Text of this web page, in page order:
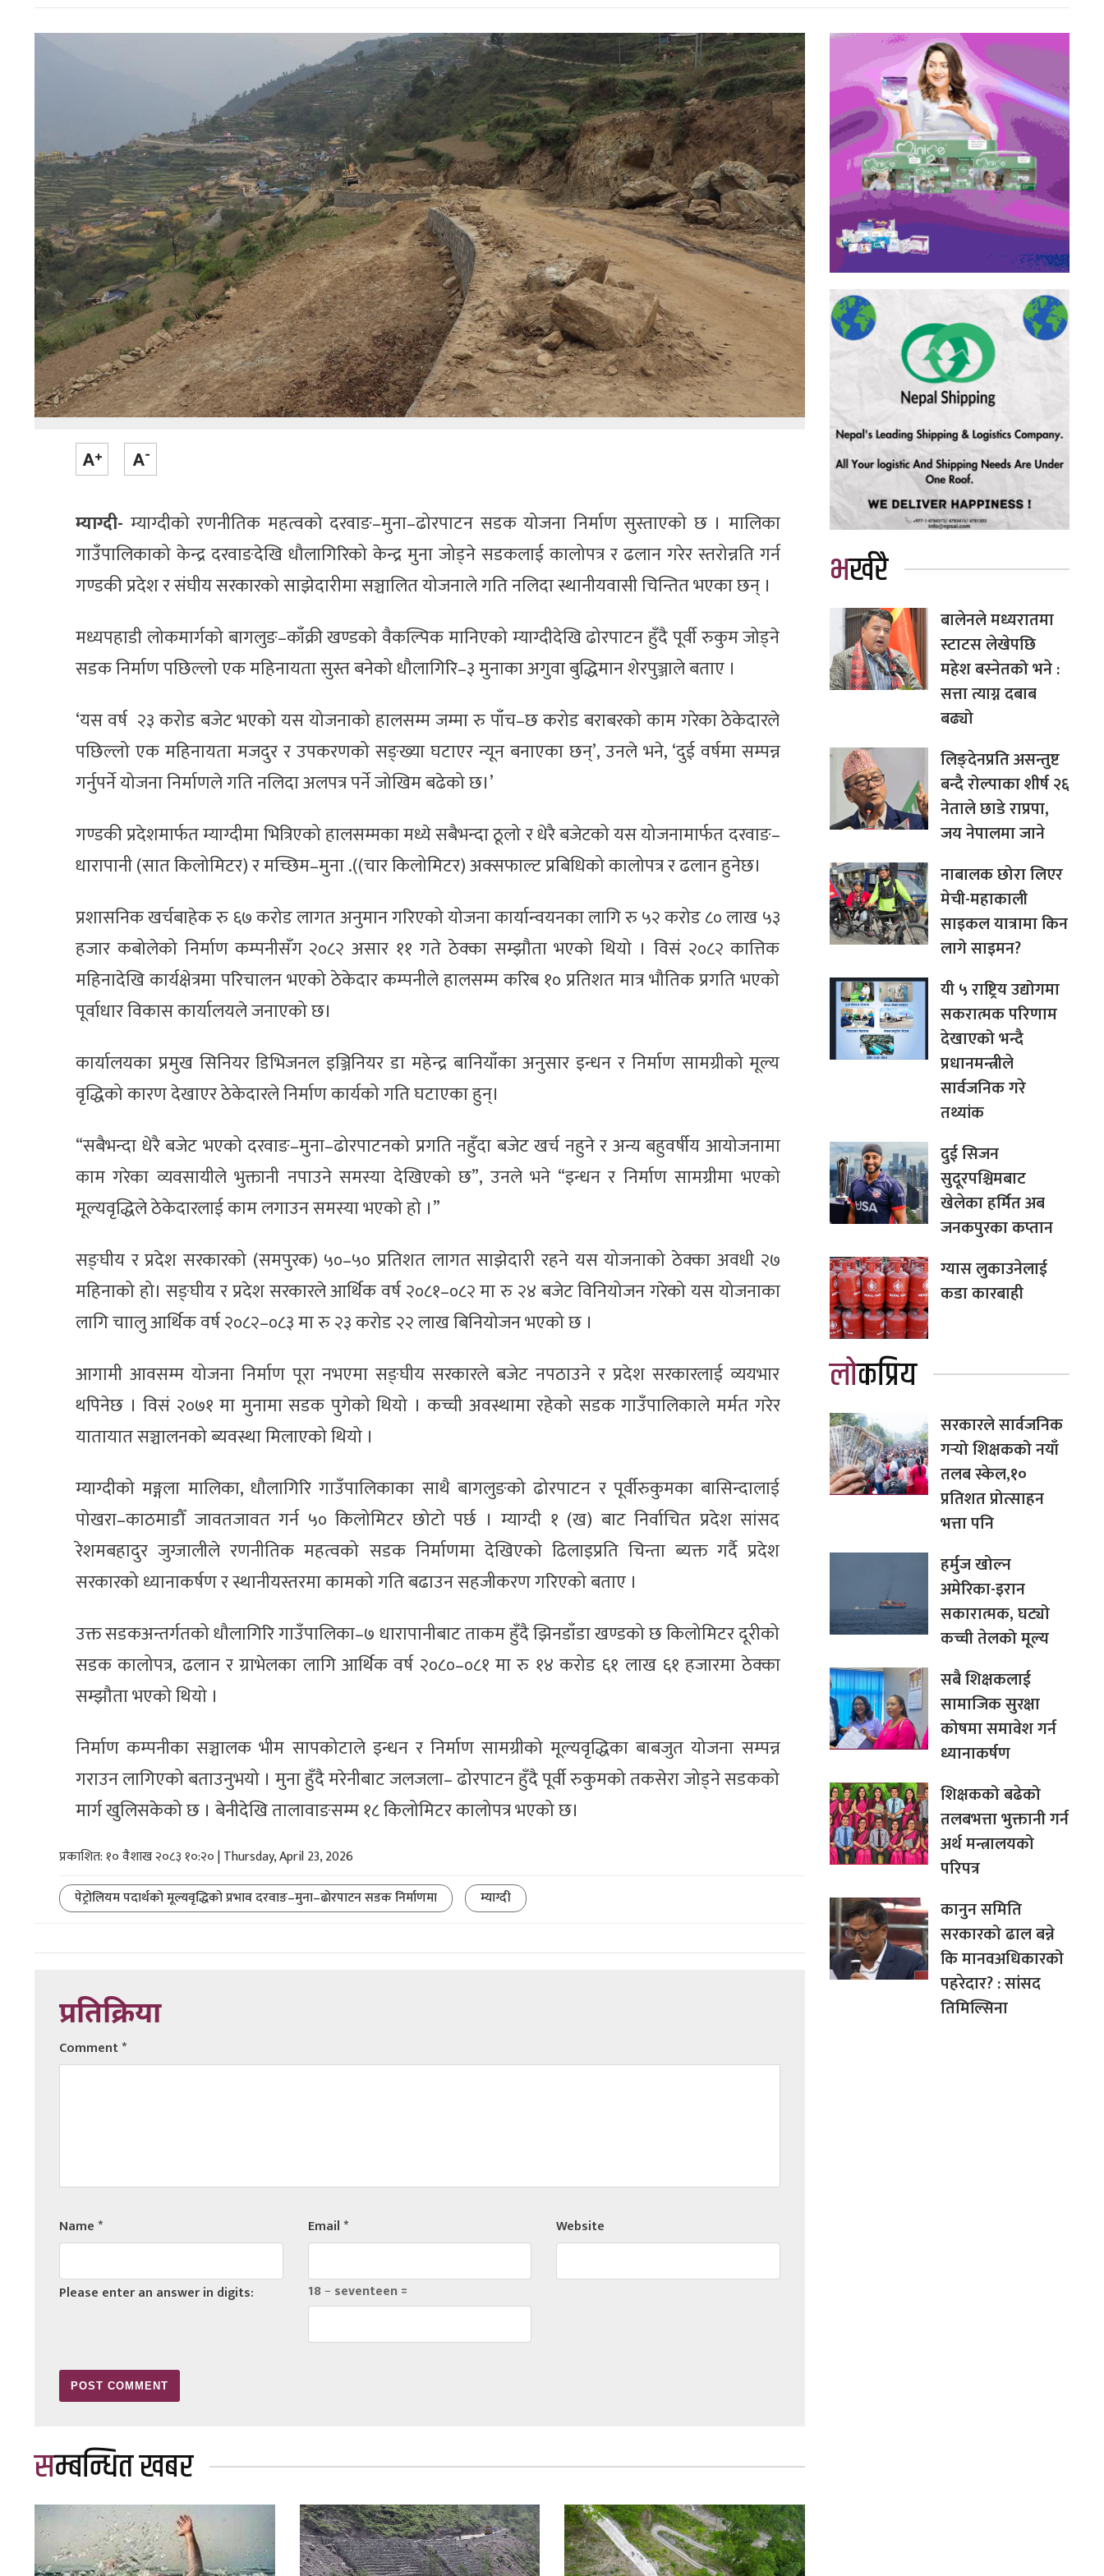
म्याग्दी- म्याग्दीको रणनीतिक महत्वको दरवाङ–मुना–ढोरपाटन सडक योजना निर्माण सुस्ताएको छ । मालिका
गाउँपालिकाको केन्द्र दरवाङदेखि धौलागिरिको केन्द्र मुना जोड्ने सडकलाई कालोपत्र र ढलान गरेर स्तरोन्नति गर्न
गण्डकी प्रदेश र संघीय सरकारको साझेदारीमा सञ्चालित योजनाले गति नलिदा स्थानीयवासी चिन्तित भएका छन् ।
मध्यपहाडी लोकमार्गको बागलुङ–काँक्री खण्डको वैकल्पिक मानिएको म्याग्दीदेखि ढोरपाटन हुँदै पूर्वी रुकुम जोड्ने
सडक निर्माण पछिल्लो एक महिनायता सुस्त बनेको धौलागिरि–३ मुनाका अगुवा बुद्धिमान शेरपुञ्जाले बताए ।
‘यस वर्ष २३ करोड बजेट भएको यस योजनाको हालसम्म जम्मा रु पाँच–छ करोड बराबरको काम गरेका ठेकेदारले
पछिल्लो एक महिनायता मजदुर र उपकरणको सङ्ख्या घटाएर न्यून बनाएका छन्’, उनले भने, ‘दुई वर्षमा सम्पन्न
गर्नुपर्ने योजना निर्माणले गति नलिदा अलपत्र पर्ने जोखिम बढेको छ।’
गण्डकी प्रदेशमार्फत म्याग्दीमा भित्रिएको हालसम्मका मध्ये सबैभन्दा ठूलो र धेरै बजेटको यस योजनामार्फत दरवाङ–
धारापानी (सात किलोमिटर) र मच्छिम–मुना .((चार किलोमिटर) अक्सफाल्ट प्रबिधिको कालोपत्र र ढलान हुनेछ।
प्रशासनिक खर्चबाहेक रु ६७ करोड लागत अनुमान गरिएको योजना कार्यान्वयनका लागि रु ५२ करोड ८० लाख ५३
हजार कबोलेको निर्माण कम्पनीसँग २०८२ असार ११ गते ठेक्का सम्झौता भएको थियो । विसं २०८२ कात्तिक
महिनादेखि कार्यक्षेत्रमा परिचालन भएको ठेकेदार कम्पनीले हालसम्म करिब १० प्रतिशत मात्र भौतिक प्रगति भएको
पूर्वाधार विकास कार्यालयले जनाएको छ।
कार्यालयका प्रमुख सिनियर डिभिजनल इञ्जिनियर डा महेन्द्र बानियाँका अनुसार इन्धन र निर्माण सामग्रीको मूल्य
वृद्धिको कारण देखाएर ठेकेदारले निर्माण कार्यको गति घटाएका हुन्।
“सबैभन्दा धेरै बजेट भएको दरवाङ–मुना–ढोरपाटनको प्रगति नहुँदा बजेट खर्च नहुने र अन्य बहुवर्षीय आयोजनामा
काम गरेका व्यवसायीले भुक्तानी नपाउने समस्या देखिएको छ”, उनले भने “इन्धन र निर्माण सामग्रीमा भएको
मूल्यवृद्धिले ठेकेदारलाई काम लगाउन समस्या भएको हो ।”
सङ्घीय र प्रदेश सरकारको (समपुरक) ५०–५० प्रतिशत लागत साझेदारी रहने यस योजनाको ठेक्का अवधी २७
महिनाको हो। सङ्घीय र प्रदेश सरकारले आर्थिक वर्ष २०८१–०८२ मा रु २४ बजेट विनियोजन गरेको यस योजनाका
लागि चाालु आर्थिक वर्ष २०८२–०८३ मा रु २३ करोड २२ लाख बिनियोजन भएको छ ।
आगामी आवसम्म योजना निर्माण पूरा नभएमा सङ्घीय सरकारले बजेट नपठाउने र प्रदेश सरकारलाई व्ययभार
थपिनेछ । विसं २०७१ मा मुनामा सडक पुगेको थियो । कच्ची अवस्थामा रहेको सडक गाउँपालिकाले मर्मत गरेर
यातायात सञ्चालनको ब्यवस्था मिलाएको थियो ।
म्याग्दीको मङ्गला मालिका, धौलागिरि गाउँपालिकाका साथै बागलुङको ढोरपाटन र पूर्वीरुकुमका बासिन्दालाई
पोखरा–काठमाडौँ जावतजावत गर्न ५० किलोमिटर छोटो पर्छ । म्याग्दी १ (ख) बाट निर्वाचित प्रदेश सांसद
रेशमबहादुर जुग्जालीले रणनीतिक महत्वको सडक निर्माणमा देखिएको ढिलाइप्रति चिन्ता ब्यक्त गर्दै प्रदेश
सरकारको ध्यानाकर्षण र स्थानीयस्तरमा कामको गति बढाउन सहजीकरण गरिएको बताए ।
उक्त सडकअन्तर्गतको धौलागिरि गाउँपालिका–७ धारापानीबाट ताकम हुँदै झिनडाँडा खण्डको छ किलोमिटर दूरीको
सडक कालोपत्र, ढलान र ग्राभेलका लागि आर्थिक वर्ष २०८०–०८१ मा रु १४ करोड ६१ लाख ६१ हजारमा ठेक्का
सम्झौता भएको थियो ।
निर्माण कम्पनीका सञ्चालक भीम सापकोटाले इन्धन र निर्माण सामग्रीको मूल्यवृद्धिका बाबजुत योजना सम्पन्न
गराउन लागिएको बताउनुभयो । मुना हुँदै मरेनीबाट जलजला– ढोरपाटन हुँदै पूर्वी रुकुमको तकसेरा जोड्ने सडकको
मार्ग खुलिसकेको छ । बेनीदेखि तालावाङसम्म १८ किलोमिटर कालोपत्र भएको छ।
प्रकाशित: १० वैशाख २०८३ १०:२० | Thursday, April 23, 2026
पेट्रोलियम पदार्थको मूल्यवृद्धिको प्रभाव दरवाङ–मुना–ढोरपाटन सडक निर्माणमा
म्याग्दी
प्रतिक्रिया
Comment*
Name* Email* Website
Please enter an answer in digits: 18 − seventeen =
सम्बन्धित खबर
भर्खरै
बालेनले मध्यरातमा
स्टाटस लेखेपछि
महेश बस्नेतको भने :
सत्ता त्याग्न दबाब
बढ्यो
लिङ्देनप्रति असन्तुष्ट
बन्दै रोल्पाका शीर्ष २६
नेताले छाडे राप्रपा,
जय नेपालमा जाने
नाबालक छोरा‍ लिएर
मेची-महाकाली
साइकल यात्रामा किन
लागे साइमन?
यी ५ राष्ट्रिय उद्योगमा
सकरात्मक परिणाम
देखाएको भन्दै
प्रधानमन्त्रीले
सार्वजनिक गरे
तथ्यांक
दुई सिजन
सुदूरपश्चिमबाट
खेलेका हर्मित अब
जनकपुरका कप्तान
ग्यास लुकाउनेलाई
कडा कारबाही
लोकप्रिय
सरकारले सार्वजनिक
गर्‍यो शिक्षकको नयाँ
तलब स्केल,१०
प्रतिशत प्रोत्साहन
भत्ता पनि
हर्मुज खोल्न
अमेरिका-इरान
सकारात्मक, घट्यो
कच्ची तेलको मूल्य
सबै शिक्षकलाई
सामाजिक सुरक्षा
कोषमा समावेश गर्न
ध्यानाकर्षण
शिक्षकको बढेको
तलबभत्ता भुक्तानी गर्न
अर्थ मन्त्रालयको
परिपत्र
कानुन समिति
सरकारको ढाल बन्ने
कि मानवअधिकारको
पहरेदार? : सांसद
तिमिल्सिना